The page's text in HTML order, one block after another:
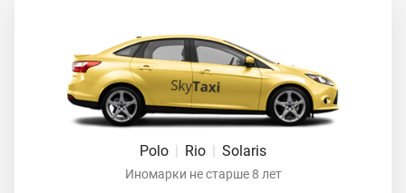
Polo | Rio | Solaris
Иномарки не старше 8 лет